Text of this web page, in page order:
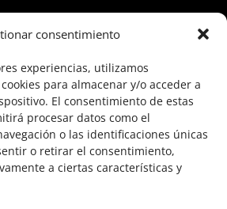
consentimiento
experiencias, utilizamos
para almacenar y/o acceder a
El consentimiento de estas
procesar datos como el
o las identificaciones únicas
o retirar el consentimiento,
a ciertas características y